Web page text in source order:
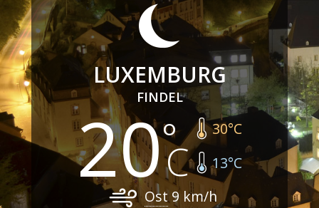
LUXEMBURG
FINDEL
20 30°C
13°C
Ost9 km/h